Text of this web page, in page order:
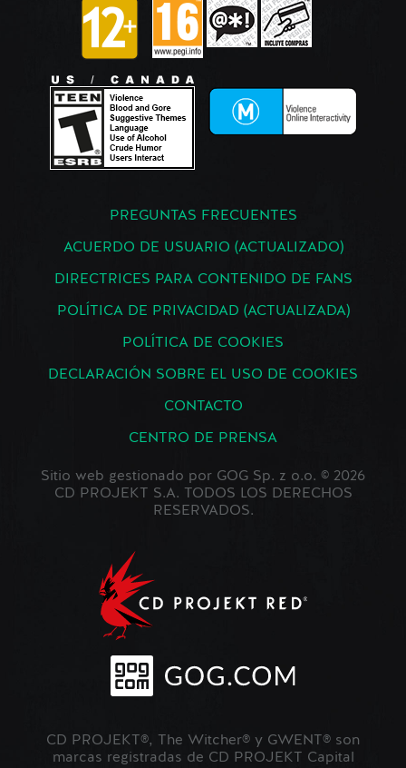
PREGUNTAS FRECUENTES
ACUERDO DE USUARIO (ACTUALIZADO)
DIRECTRICES PARA CONTENIDO DE FANS
POLÍTICA DE PRIVACIDAD (ACTUALIZADA)
POLÍTICA DE COOKIES
DECLARACIÓN SOBRE EL USO DE COOKIES
CONTACTO
CENTRO DE PRENSA
Sitio web gestionado por GOG Sp. z o.o. © 2026
CD PROJEKT S.A. TODOS LOS DERECHOS
RESERVADOS.
CD PROJEKT®, The Witcher® y GWENT® son
marcas registradas de CD PROJEKT Capital